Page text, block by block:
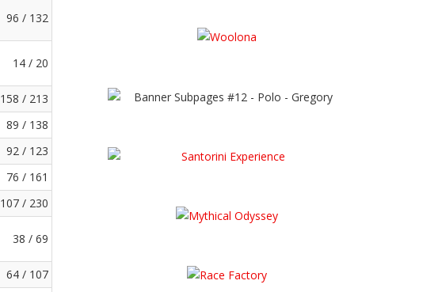
96 / 132
14 / 20
158 / 213
89 / 138
92 / 123
76 / 161
107 / 230
38 / 69
64 / 107